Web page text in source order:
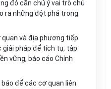
đó cần chú ý vai trò chủ
ra những đột phá trong
quan và địa phương tiếp
giải pháp để tích tụ, tập
vững, báo cáo Chính
để các cơ quan liên